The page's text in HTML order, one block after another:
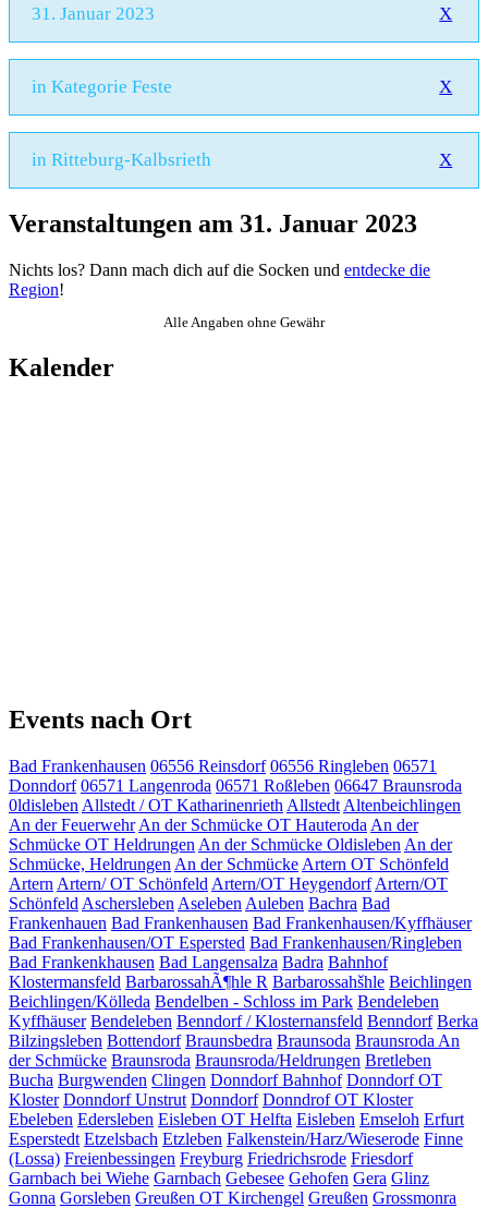
31. Januar 2023 X
in Kategorie Feste X
in Ritteburg-Kalbsrieth X
Veranstaltungen am 31. Januar 2023
Nichts los? Dann mach dich auf die Socken und entdecke die
Region!
Alle Angaben ohne Gewähr
Kalender
Events nach Ort
Bad Frankenhausen 06556 Reinsdorf 06556 Ringleben 06571
Donndorf 06571 Langenroda 06571 Roßleben 06647 Braunsroda
0ldisleben Allstedt / OT Katharinenrieth Allstedt Altenbeichlingen
An der Feuerwehr An der Schmücke OT Hauteroda An der
Schmücke OT Heldrungen An der Schmücke Oldisleben An der
Schmücke, Heldrungen An der Schmücke Artern OT Schönfeld
Artern Artern/ OT Schönfeld Artern/OT Heygendorf Artern/OT
Schönfeld Aschersleben Aseleben Auleben Bachra Bad
Frankenhauen Bad Frankenhausen Bad Frankenhausen/Kyffhäuser
Bad Frankenhausen/OT Espersted Bad Frankenhausen/Ringleben
Bad Frankenkhausen Bad Langensalza Badra Bahnhof
Klostermansfeld BarbarossahÃ¶hle R Barbarossahšhle Beichlingen
Beichlingen/Kölleda Bendelben - Schloss im Park Bendeleben
Kyffhäuser Bendeleben Benndorf / Klosternansfeld Benndorf Berka
Bilzingsleben Bottendorf Braunsbedra Braunsoda Braunsroda An
der Schmücke Braunsroda Braunsroda/Heldrungen Bretleben
Bucha Burgwenden Clingen Donndorf Bahnhof Donndorf OT
Kloster Donndorf Unstrut Donndorf Donndrof OT Kloster
Ebeleben Edersleben Eisleben OT Helfta Eisleben Emseloh Erfurt
Esperstedt Etzelsbach Etzleben Falkenstein/Harz/Wieserode Finne
(Lossa) Freienbessingen Freyburg Friedrichsrode Friesdorf
Garnbach bei Wiehe Garnbach Gebesee Gehofen Gera Glinz
Gonna Gorsleben Greußen OT Kirchengel Greußen Grossmonra